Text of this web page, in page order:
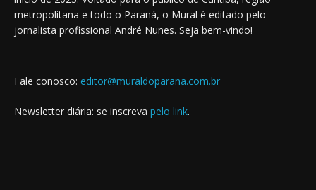
metropolitana e todo o Paraná, o Mural é editado pelo
jornalista profissional André Nunes. Seja bem-vindo!
Fale conosco: editor@muraldoparana.com.br
Newsletter diária: se inscreva pelo link.